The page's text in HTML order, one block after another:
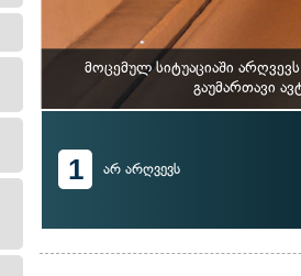
მოცემულ სიტუაციაში
გაუმართავი
1 არ არღვევს